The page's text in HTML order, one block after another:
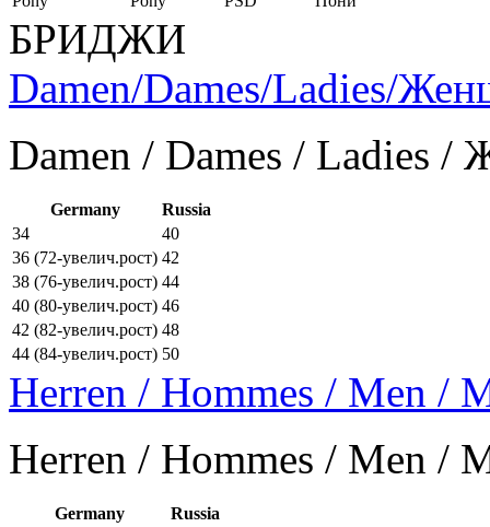
БРИДЖИ
Damen/Dames/Ladies/
Damen / Dames / Ladies
Germany
Russia
34
40
36 (72-увелич.рост) 42
38 (76-увелич.рост) 44
40 (80-увелич.рост) 46
42 (82-увелич.рост) 48
44 (84-увелич.рост) 50
Herren / Hommes / Men /
Herren / Hommes / Men /
Germany
Russia